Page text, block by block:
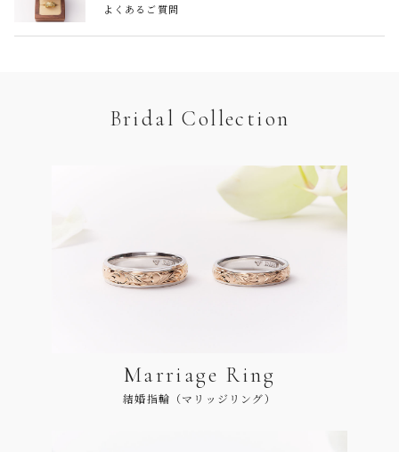
よくあるご質問
Bridal Collection
Marriage Ring
結婚指輪（マリッジリング）